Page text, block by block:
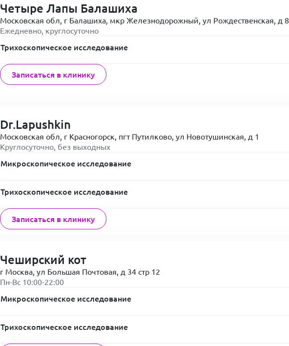
Четыре Лапы Балашиха
Московская обл, г Балашиха, мкр Железнодорожный, ул Рождественская, д 8
Ежедневно, круглосуточно
Трихоскопическое исследование
Записаться в клинику
Dr.Lapushkin
Московская обл, г Красногорск, пгт Путилково, ул Новотушинская, д 1
Круглосуточно, без выходных
Микроскопическое исследование
Трихоскопическое исследование
Записаться в клинику
Чеширский кот
г Москва, ул Большая Почтовая, д 34 стр 12
Пн-Вс 10:00-22:00
Микроскопическое исследование
Трихоскопическое исследование